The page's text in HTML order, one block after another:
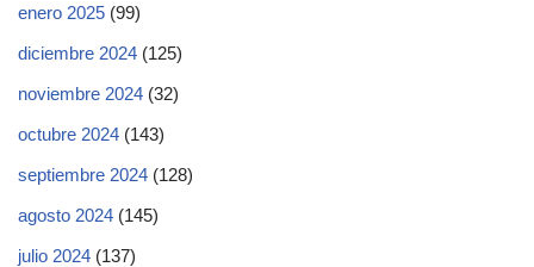
enero 2025 (99)
diciembre 2024 (125)
noviembre 2024 (32)
octubre 2024 (143)
septiembre 2024 (128)
agosto 2024 (145)
julio 2024 (137)